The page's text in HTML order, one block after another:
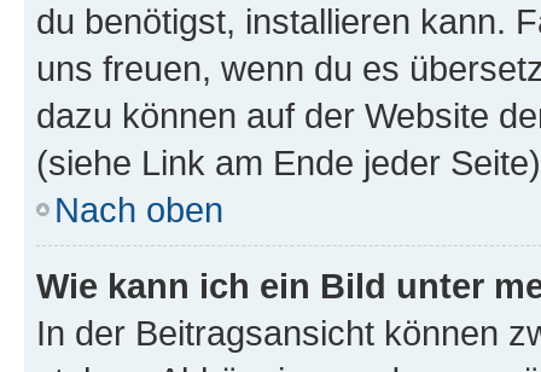
du benötigst, installieren kann.
uns freuen, wenn du es
dazu können auf der Website
(siehe Link am Ende jeder
Nach oben
Wie kann ich ein Bild unter
In der Beitragsansicht können